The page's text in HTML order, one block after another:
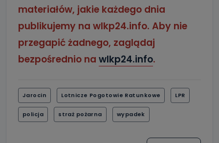
materiałów, jakie każdego dnia
publikujemy na wlkp24.info. Aby nie
przegapić żadnego, zaglądaj
bezpośrednio na wlkp24.info.
Jarocin Lotnicze Pogotowie Ratunkowe LPR
policja straż pożarna wypadek